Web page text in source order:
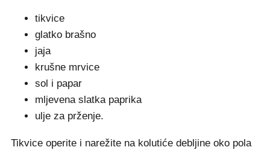
tikvice
glatko brašno
jaja
krušne mrvice
sol i papar
mljevena slatka paprika
ulje za prženje.
Tikvice operite i narežite na kolutiće debljine oko pola